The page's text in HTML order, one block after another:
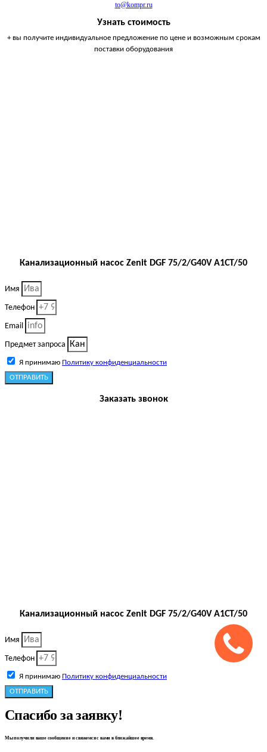
to@kompr.ru
Узнать стоимость
+ вы получите индивидуальное предложение по цене и возможным срокам
поставки оборудования
Канализационный насос Zenit DGF 75/2/G40V A1CT/50
Имя
Телефон
Email
Предмет запроса
Я принимаю Политику конфиденциальности
ОТПРАВИТЬ
Заказать звонок
Канализационный насос Zenit DGF 75/2/G40V A1CT/50
Имя
Телефон
Я принимаю Политику конфиденциальности
ОТПРАВИТЬ
Спасибо за заявку!
Мы получили ваше сообщение и свяжемся с вами в ближайшее время.